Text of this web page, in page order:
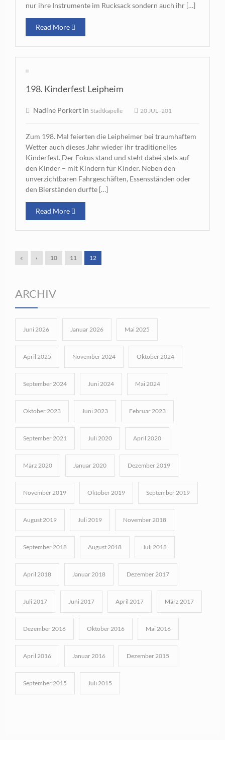
nur ihre Instrumente im Rucksack sondern auch ihr […]
Read More
198. Kinderfest Leipheim
Nadine Porkert in Stadtkapelle 20 JUL -201
Zum 198. Mal feierten die Leipheimer bei traumhaftem
Wetter auch dieses Jahr wieder ihr traditionelles
Kinderfest. Der Fokus stand und steht dabei stets auf
den Kinder – mit Kindern für Kinder. Neben den
unverzichtbaren Fahrgeschäften, Essensständen oder
den Bierständen durfte […]
Read More
« ‹ 10 11 12
ARCHIV
Juni 2026 Januar 2026 Mai 2025
April 2025 November 2024 Oktober 2024
September 2024 Juni 2024 Mai 2024
Oktober 2023 Juni 2023 Februar 2023
September 2021 Juli 2020 April 2020
März 2020 Januar 2020 Dezember 2019
November 2019 Oktober 2019 September 2019
August 2019 Juli 2019 November 2018
September 2018 August 2018 Juli 2018
April 2018 Januar 2018 Dezember 2017
Juli 2017 Juni 2017 April 2017 März 2017
Dezember 2016 Oktober 2016 Mai 2016
April 2016 Januar 2016 Dezember 2015
September 2015 Juli 2015